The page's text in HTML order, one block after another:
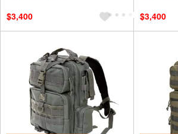
$3,400
$3,400